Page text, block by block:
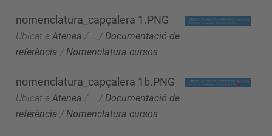
nomenclatura_capçalera 1.PNG
Ubicat a Atenea / … /Documentació de
referència /Nomenclatura cursos
nomenclatura_capçalera 1b.PNG
Ubicat a Atenea / / Documentació de
referència / Nomenclatura cursos